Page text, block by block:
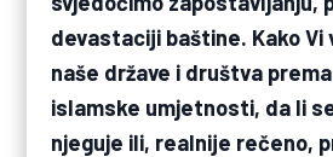
devastaciji baštine. Kako Vi
naše države i društva
islamske umjetnosti, da li
njeguje ili, realnije rečeno,